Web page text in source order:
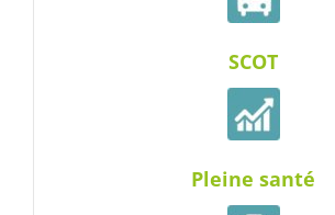
SCOT
Pleine santé